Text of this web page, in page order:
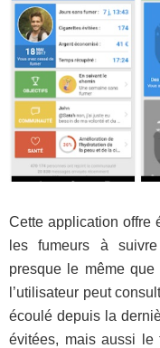
Cette application offre
les fumeurs à
presque le même
l’utilisateur peut
écoulé depuis la
évitées, mais aussi le